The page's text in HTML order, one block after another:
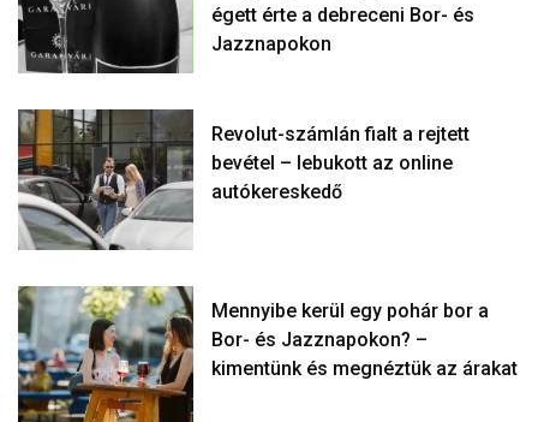
égett érte a debreceni Bor- és
Jazznapokon
Revolut-számlán fialt a rejtett
bevétel – lebukott az online
autókereskedő
Mennyibe kerül egy pohár bor a
Bor- és Jazznapokon? –
kimentünk és megnéztük az árakat